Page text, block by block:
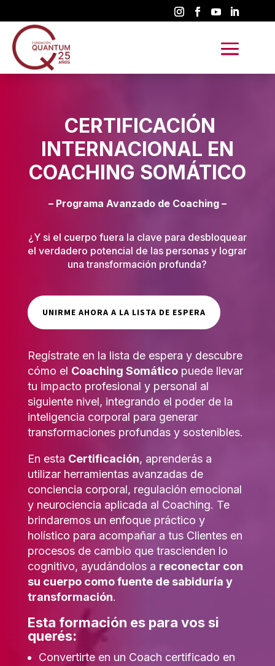
CERTIFICACIÓN
INTERNACIONAL EN
COACHING SOMÁTICO
– Programa Avanzado de Coaching –
¿Y si el cuerpo fuera la clave para desbloquear
el verdadero potencial de las personas y lograr
una transformación profunda?
UNIRME AHORA A LA LISTA DE ESPERA
Regístrate en la lista de espera y descubre
cómo el Coaching Somáticopuede llevar
tu impacto profesional y personal al
siguiente nivel, integrando el poder de la
inteligencia corporal para generar
transformaciones profundas y sostenibles.
En esta Certificación, aprenderás a
utilizar herramientas avanzadas de
conciencia corporal, regulación emocional
y neurociencia aplicada al Coaching. Te
brindaremos un enfoque práctico y
holístico para acompañar a tus Clientes en
procesos de cambio que trascienden lo
cognitivo, ayudándolos a reconectar con
su cuerpo como fuente de sabiduría y
transformación.
Esta formación es para vos si
querés:
Convertirte en un Coach certificado en